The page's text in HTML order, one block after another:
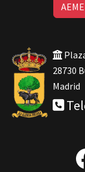
28730
Madrid